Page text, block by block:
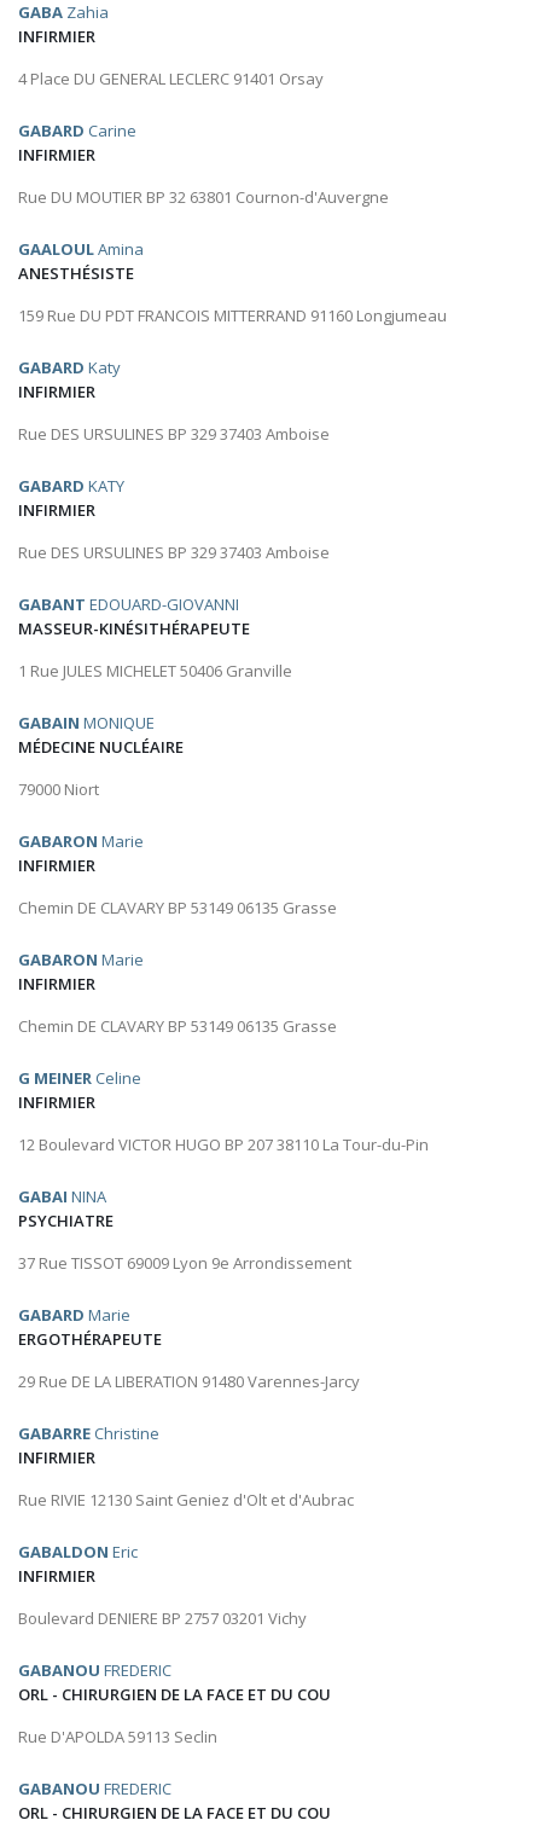
GABA Zahia
INFIRMIER
4 Place DU GENERAL LECLERC 91401 Orsay
GABARD Carine
INFIRMIER
Rue DU MOUTIER BP 32 63801 Cournon-d'Auvergne
GAALOULAmina
ANESTHÉSISTE
159 Rue DU PDT FRANCOIS MITTERRAND 91160 Longjumeau
GABARD Katy
INFIRMIER
Rue DES URSULINES BP 329 37403 Amboise
GABARD KATY
INFIRMIER
Rue DES URSULINES BP 329 37403 Amboise
GABANT EDOUARD-GIOVANNI
MASSEUR-KINÉSITHÉRAPEUTE
1 Rue JULES MICHELET 50406 Granville
GABAIN MONIQUE
MÉDECINE NUCLÉAIRE
79000 Niort
GABARON Marie
INFIRMIER
Chemin DE CLAVARY BP 53149 06135 Grasse
GABARON Marie
INFIRMIER
Chemin DE CLAVARY BP 53149 06135 Grasse
G MEINER Celine
INFIRMIER
12 Boulevard VICTOR HUGO BP 207 38110 La Tour-du-Pin
GABAI NINA
PSYCHIATRE
37 Rue TISSOT 69009 Lyon 9e Arrondissement
GABARD Marie
ERGOTHÉRAPEUTE
29 Rue DE LA LIBERATION 91480 Varennes-Jarcy
GABARRE Christine
INFIRMIER
Rue RIVIE 12130 Saint Geniez d'Olt et d'Aubrac
GABALDON Eric
INFIRMIER
Boulevard DENIERE BP 2757 03201 Vichy
GABANOU FREDERIC
ORL - CHIRURGIEN DE LA FACE ET DU COU
Rue D'APOLDA 59113 Seclin
GABANOU FREDERIC
ORL - CHIRURGIEN DE LA FACE ET DU COU